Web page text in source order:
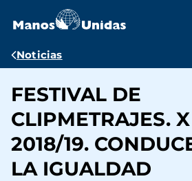
contenido
Ruta
navegación
Noticias
FESTIVAL DE
CLIPMETRAJES.
2018/19.
LA IGUALDAD